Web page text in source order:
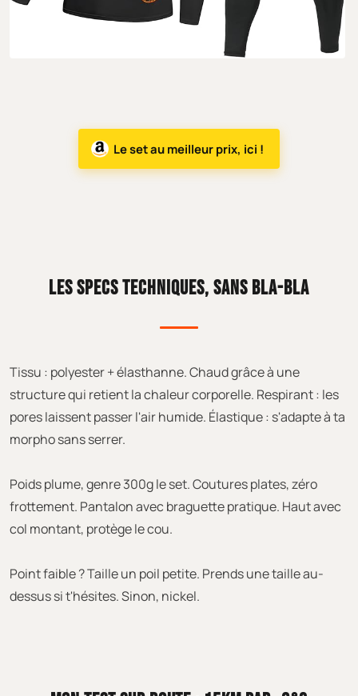
Le set au meilleur prix, ici !
LES SPECS TECHNIQUES, SANS BLA-BLA
Tissu : polyester + élasthanne. Chaud grâce à une
structure qui retient la chaleur corporelle. Respirant : les
pores laissent passer l'air humide. Élastique : s'adapte à ta
morpho sans serrer.
Poids plume, genre 300g le set. Coutures plates, zéro
frottement. Pantalon avec braguette pratique. Haut avec
col montant, protège le cou.
Point faible ? Taille un poil petite. Prends une taille au-
dessus si t'hésites. Sinon, nickel.